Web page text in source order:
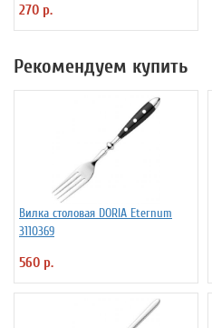
270 р.
Рекомендуем купить
Вилка столовая DORIA Eternum
3110369
560 р.